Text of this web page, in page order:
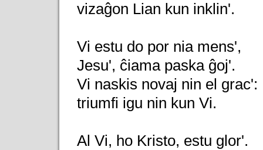
vizaĝon Lian kun inklin'.
Vi estu do por nia mens',
Jesu', ĉiama paska ĝoj'.
Vi naskis novaj nin el grac':
triumfi igu nin kun Vi.
Al Vi, ho Kristo, estu glor'.